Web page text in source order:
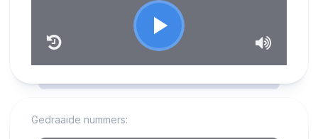
Gedraaide nummers: